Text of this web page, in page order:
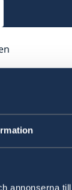
annonserna
in
in
to apply